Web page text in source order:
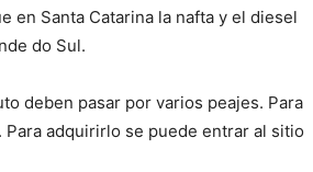
en Santa Catarina la nafta y el diesel
do Sul.
deben pasar por varios peajes. Para
adquirirlo se puede entrar al sitio